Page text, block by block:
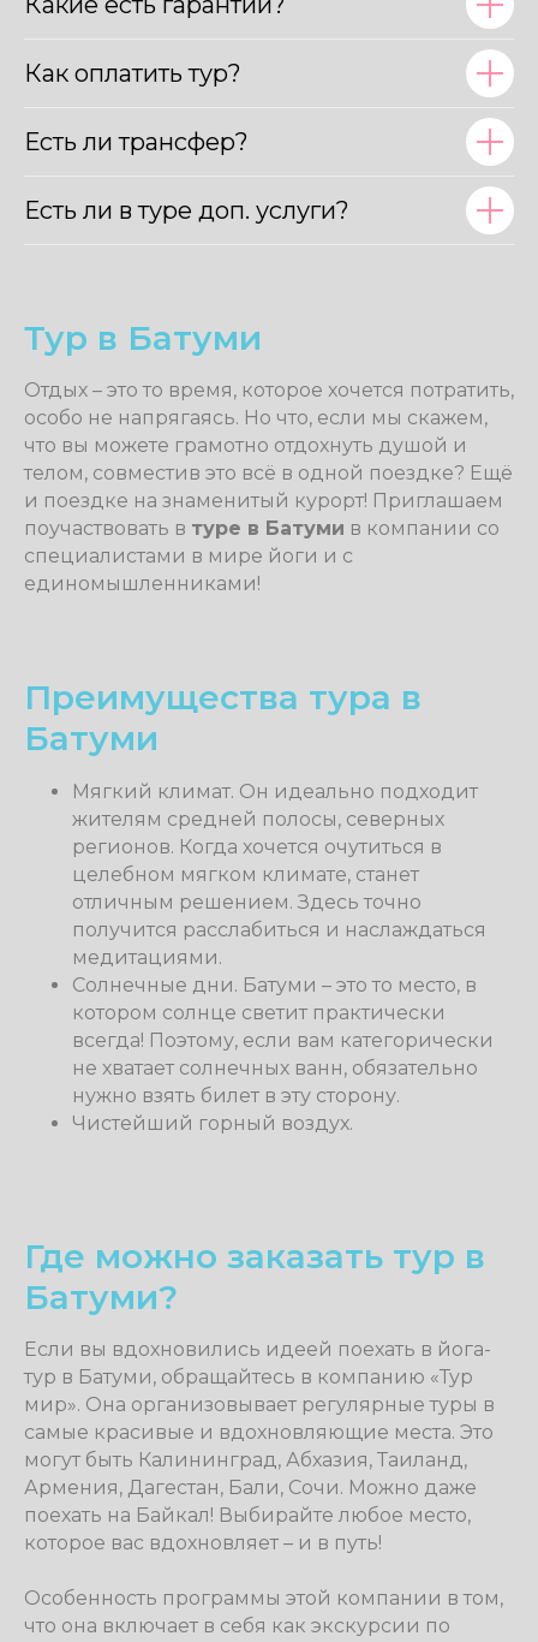
Какие есть гарантии?
Как оплатить тур?
Есть ли трансфер?
Есть ли в туре доп. услуги?
Тур в Батуми
Отдых – это то время, которое хочется потратить,
особо не напрягаясь. Но что, если мы скажем,
что вы можете грамотно отдохнуть душой и
телом, совместив это всё в одной поездке? Ещё
и поездке на знаменитый курорт! Приглашаем
поучаствовать в
туре в Батуми
специалистами в мире йоги и с
единомышленниками!
Преимущества тура в
Батуми
Мягкий климат. Он идеально подходит
жителям средней полосы, северных
регионов. Когда хочется очутиться в
целебном мягком климате, станет
отличным решением. Здесь точно
получится расслабиться и наслаждаться
медитациями.
Солнечные дни. Батуми – это то место, в
котором солнце светит практически
всегда! Поэтому, если вам категорически
не хватает солнечных ванн, обязательно
нужно взять билет в эту сторону.
Чистейший горный воздух.
Где можно заказать тур в
Батуми?
Если вы вдохновились идеей поехать в йога-
тур в Батуми, обращайтесь в компанию «Тур
мир». Она организовывает регулярные туры в
самые красивые и вдохновляющие места. Это
могут быть Калининград, Абхазия, Таиланд,
Армения, Дагестан, Бали, Сочи. Можно даже
поехать на Байкал! Выбирайте любое место,
которое вас вдохновляет – и в путь!
Особенность программы этой компании в том,